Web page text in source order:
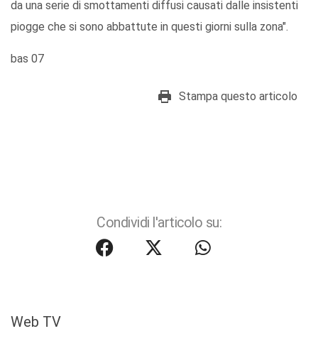
da una serie di smottamenti diffusi causati dalle insistenti
piogge che si sono abbattute in questi giorni sulla zona".
bas 07
Stampa questo articolo
Condividi l'articolo su:
Web TV